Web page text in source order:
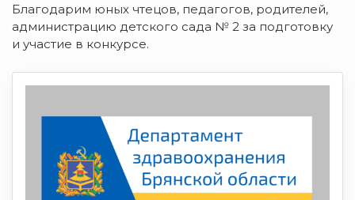
Благодарим юных чтецов, педагогов, родителей,
администрацию детского сада № 2 за подготовку
и участие в конкурсе.